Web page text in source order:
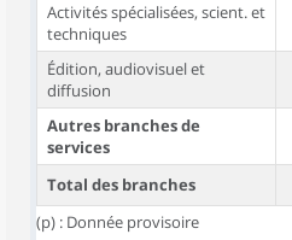
Activités spécialisées, scient. et
techniques
Édition, audiovisuel et
diffusion
Autres branches de
services
Total des branches
(p) : Donnée provisoire